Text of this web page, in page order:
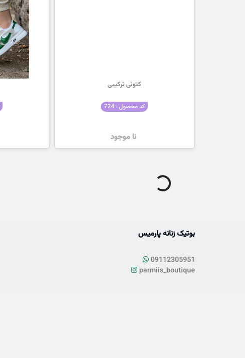
کتونی ترکیبی
کد محصول : 724
نا موجود
09112305951